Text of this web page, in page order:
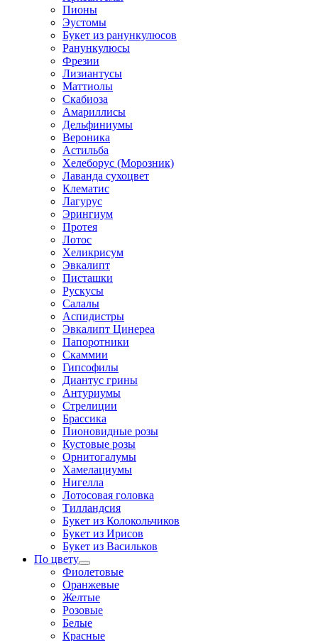
Пионы
Эустомы
Букет из ранункулюсов
Ранункулюсы
Фрезии
Лизиантусы
Маттиолы
Скабиоза
Амариллисы
Дельфиниумы
Вероника
Астильба
Хелеборус (Морозник)
Лаванда сухоцвет
Клематис
Лагурус
Эрингиум
Протея
Лотос
Хеликрисум
Эвкалипт
Писташки
Рускусы
Салалы
Аспидистры
Эвкалипт Цинереа
Папоротники
Скаммии
Гипсофилы
Диантус грины
Антуриумы
Стрелиции
Брассика
Пионовидные розы
Кустовые розы
Орнитогалумы
Хамелациумы
Нигелла
Лотосовая головка
Тилландсия
Букет из Колокольчиков
Букет из Ирисов
Букет из Васильков
По цвету
Фиолетовые
Оранжевые
Желтые
Розовые
Белые
Красные